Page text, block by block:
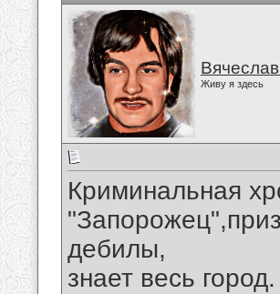
Живу я здесь
Криминальная
дебилы,
знает весь город.